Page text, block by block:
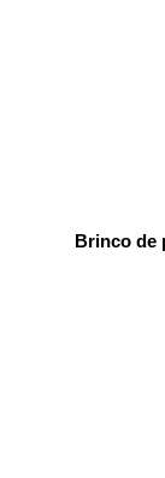
Brinco de